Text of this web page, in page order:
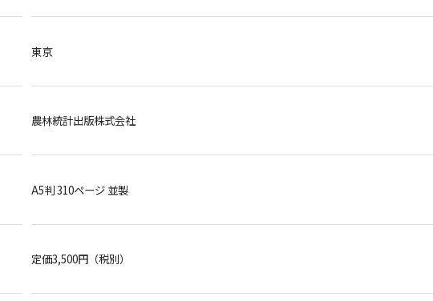
東京
農林統計出版株式会社
A5判 310ページ 並製
定価3,500円（税別）